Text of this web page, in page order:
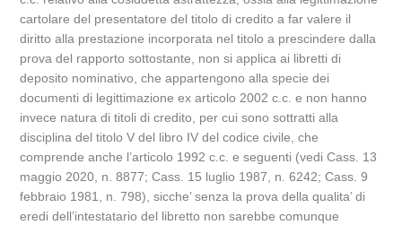
cartolare del presentatore del titolo di credito a far valere il
diritto alla prestazione incorporata nel titolo a prescindere dalla
prova del rapporto sottostante, non si applica ai libretti di
deposito nominativo, che appartengono alla specie dei
documenti di legittimazione ex articolo 2002 c.c. e non hanno
invece natura di titoli di credito, per cui sono sottratti alla
disciplina del titolo V del libro IV del codice civile, che
comprende anche l’articolo 1992 c.c. e seguenti (vedi Cass. 13
maggio 2020, n. 8877; Cass. 15 luglio 1987, n. 6242; Cass. 9
febbraio 1981, n. 798), sicche’ senza la prova della qualita’ di
eredi dell’intestatario del libretto non sarebbe comunque